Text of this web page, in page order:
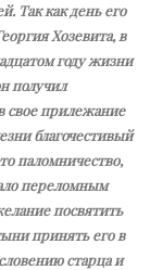
Так как день его
Хозевита, в
году жизни
получил
свое прилежание
благочестивый
паломничество,
переломным
посвятить
принять его в
старца и